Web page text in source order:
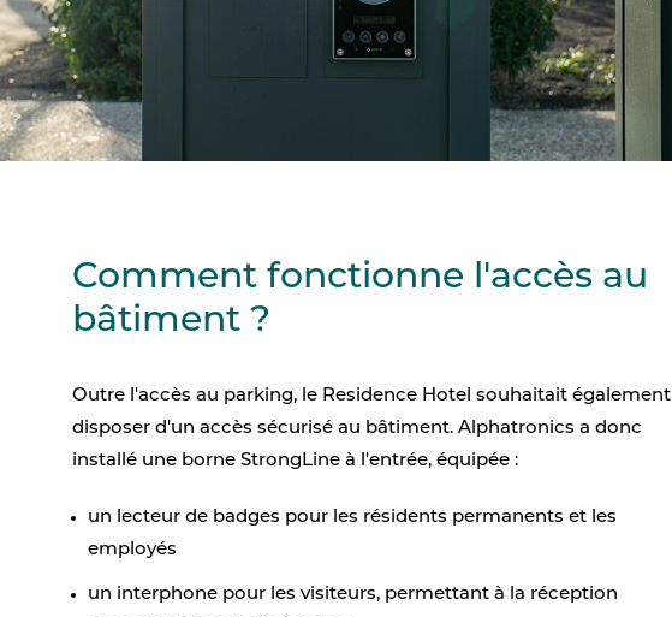
Comment fonctionne l'accès au
bâtiment ?
Outre l'accès au parking, le Residence Hotel souhaitait également
disposer d'un accès sécurisé au bâtiment. Alphatronics a donc
installé une borne StrongLine à l'entrée, équipée :
un lecteur de badges pour les résidents permanents et les
employés
un interphone pour les visiteurs, permettant à la réception